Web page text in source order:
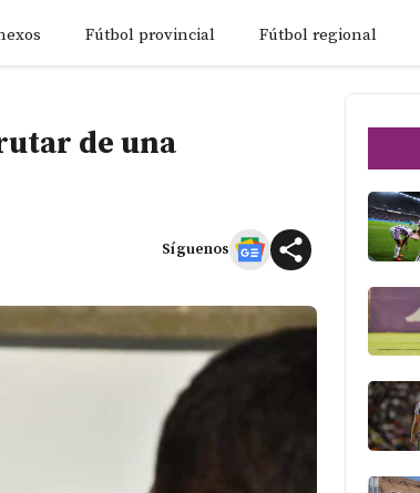
Fútbol provincial Fútbol regional
de una
Síguenos